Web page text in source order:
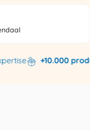
+35 jaarervaring